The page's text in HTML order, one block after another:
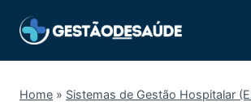
para
Home » Sistemas de Gestão Hospitalar